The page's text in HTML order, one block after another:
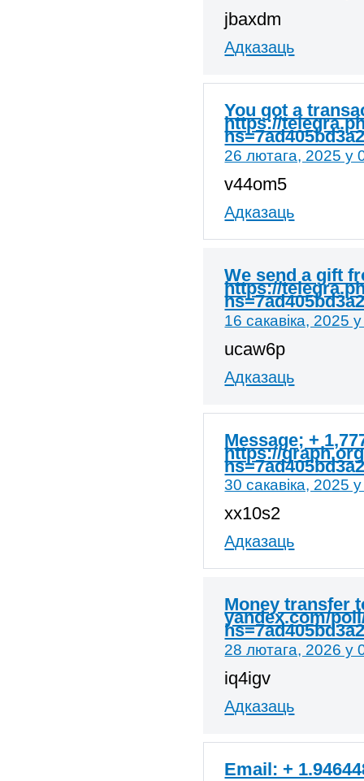
jbaxdm
Адказаць
You got a
https://
26 лютага, 2025 у
v44om5
Адказаць
We send a gift
https://
16 сакавіка, 2025
ucaw6p
Адказаць
Message; +
https://
30 сакавіка, 2025
xx10s2
Адказаць
Money transfer
yandex.com/
28 лютага, 2026 у
iq4igv
Адказаць
Email: +